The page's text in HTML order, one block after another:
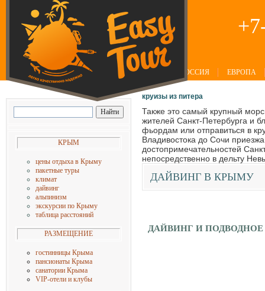
РОССИЯ ЕВРОПА
КРЫМ
цены отдыха в Крыму
пакетные туры
климат
дайвинг
альпинизм
экскурсии по Крыму
таблица расстояний
РАЗМЕЩЕНИЕ
гостинницы Крыма
пансионаты Крыма
санатории Крыма
VIP-отели и клубы
круизы из питера
Также это самый крупный
жителей Санкт-Петербурга и
фьордам или отправиться в
Владивостока до Сочи
достопримечательностей
непосредственно в дельту
ДАЙВИНГ В КРЫМУ
ДАЙВИНГ И